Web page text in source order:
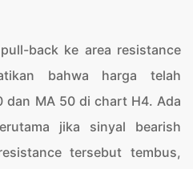
back ke area resistance
bahwa harga telah
dan MA 50 di chart H4. Ada
jika sinyal bearish
tersebut tembus,